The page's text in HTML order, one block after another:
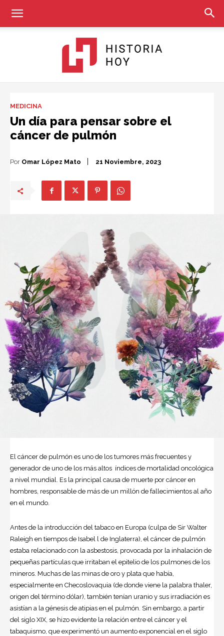
Hoy
MEDICINA
Un día para pensar sobre el
cáncer de pulmón
Por Omar López Mato 21 Noviembre, 2023
El cáncer de pulmón es uno de los tumores más frecuentes y
generador de uno de los más altos índices de mortalidad oncológica
a nivel mundial. Es la principal causa de muerte por cáncer en
hombres, responsable de más de un millón de fallecimientos al año
en el mundo.
Antes de la introducción del tabaco en Europa (culpa de Sir Walter
Raleigh en tiempos de Isabel l de Inglaterra), el cáncer de pulmón
estaba relacionado con la asbestosis, provocada por la inhalación de
pequeñas partículas que irritaban el epitelio de los pulmones de los
mineros. Muchas de las minas de oro y plata que había,
especialmente en Checoslovaquia (de donde viene la palabra thaler,
origen del término dólar), también tenían uranio y sus irradiación es
asistían a la génesis de atipias en el pulmón. Sin embargo, a partir
del siglo XIX, se hizo evidente la relación entre el cáncer y el
tabaquismo, que experimentó un aumento exponencial en el siglo